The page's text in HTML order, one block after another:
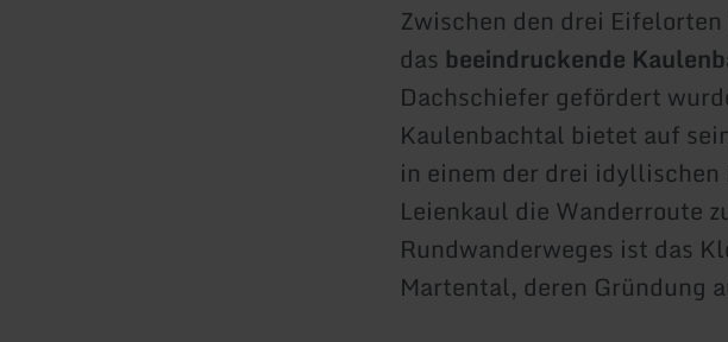
Zwischen den drei
das beeindruckende
Dachschiefer gefördert
Kaulenbachtal bietet auf
in einem der drei
Leienkaul die Wanderroute
Rundwanderweges ist das
Martental, deren Gründung